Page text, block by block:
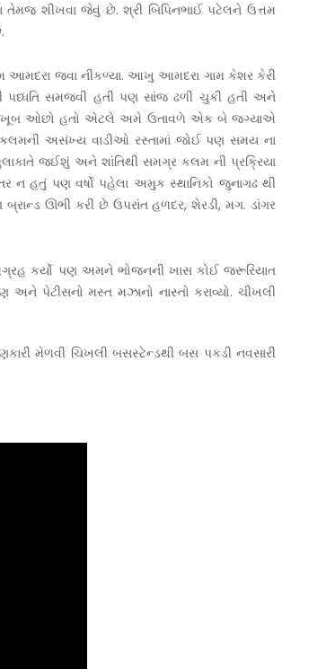
તેમજ શીખવા જેવું છે. શ્રી બિપિનભાઈ પટેલને ઉત્તમ
આમદરા જવા નીકળ્યા. આખુ આમદરા ગામ કેશર કેરી
પધ્ધતિ સમજવી હતી પણ સાંજ ઢળી ચુકી હતી અને
ખૂબ ઓછો હતો એટલે અમે ઉતાવળે એક બે જગ્યાએ
કલમની અસંખ્ય વાડીઓ રસ્તામાં જોઈ પણ સમય ના
જઈશું અને શાંતિથી સમગ્ર કલમ ની પ્રક્રિયા
ન હતું પણ વર્ષો પહેલા અમુક સ્થાનિકો જુનાગઢ થી
ઊભી કરી છે ઉપરાંત હળદર, શેરડી, મગ. ડાંગર
કર્યો પણ અમને ભોજનની ખાસ કોઈ જરૂરિયાત
પેટીસનો મસ્ત મઝાનો નાસ્તો કરાવ્યો. ચીખલી
મેળવી ચિખલી બસસ્ટેન્ડથી બસ પકડી નવસારી